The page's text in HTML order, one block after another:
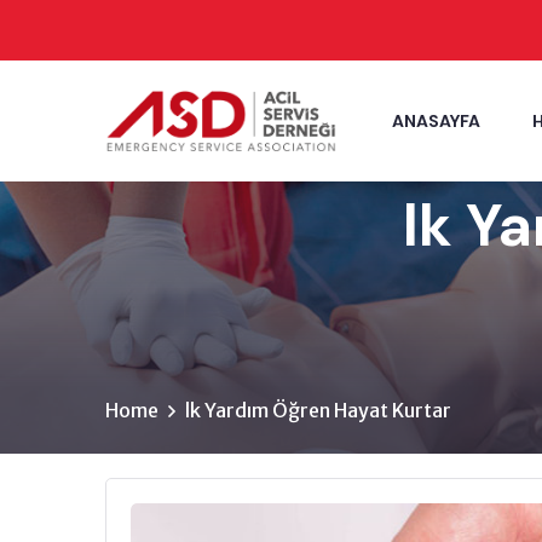
ANASAYFA
lk
Home lk Yardım Öğren Hayat Kurtar